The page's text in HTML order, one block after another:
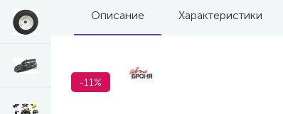
Описание Характеристики
-11%